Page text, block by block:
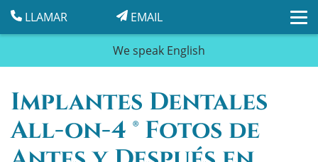
We speak English
LLAMAR EMAIL
Implantes Dentales
All-on-4 ® Fotos de